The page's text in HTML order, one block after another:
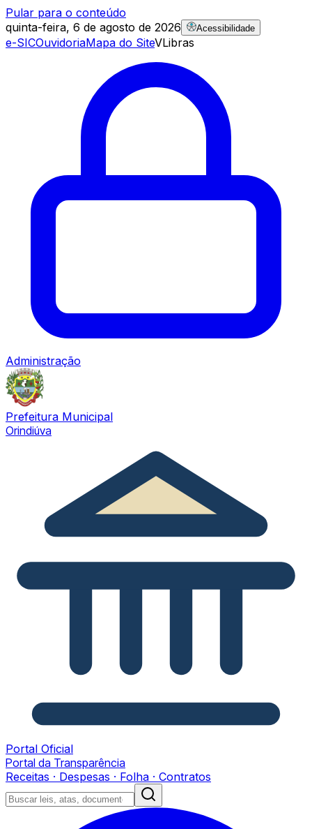
Pular para o conteúdo
quinta-feira, 6 de agosto de 2026
Acessibilidade
e-SICOuvidoriaMapa do SiteVLibras
Administração
Prefeitura Municipal
Orindiúva
Portal Oficial
Portal da Transparência
Receitas · Despesas · Folha · Contratos